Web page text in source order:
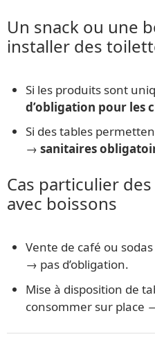
Un snack ou une
installer des
Si les produits sont
d’obligation pour les
Si des tables
→sanitaires
Cas particulier
avec boissons
Vente de café ou sodas
→ pas d’obligation.
Mise à disposition de
consommer sur place